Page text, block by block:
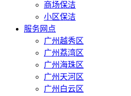
商场保洁
小区保洁
服务网点
广州越秀区
广州荔湾区
广州海珠区
广州天河区
广州白云区